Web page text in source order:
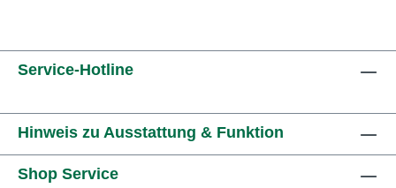
Service-Hotline
Hinweis zu Ausstattung & Funktion
Shop Service